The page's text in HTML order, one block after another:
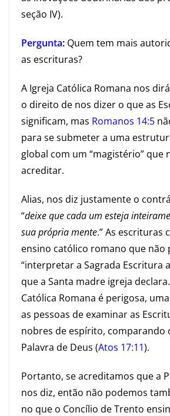
seção IV).
Pergunta: Quem tem mais
as escrituras?
A Igreja Católica Romana nos
o direito de nos dizer o que as
significam, mas Romanos 14:5
para se submeter a uma
global com um “magistério” que
acreditar.
Alias, nos diz justamente o
“deixe que cada um esteja
sua própria mente.” As escrituras
ensino católico romano que não
“interpretar a Sagrada Escritura
que a Santa madre igreja
Católica Romana é perigosa,
as pessoas de examinar as
nobres de espírito, comparando
Palavra de Deus (Atos 17:11).
Portanto, se acreditamos que a
nos diz, então não podemos
no que o Concílio de Trento